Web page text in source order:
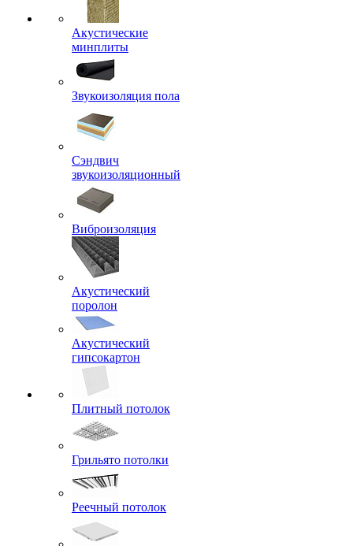
Акустические
минплиты
Звукоизоляция пола
Сэндвич
звукоизоляционный
Виброизоляция
Акустический
поролон
Акустический
гипсокартон
Плитный потолок
Грильято потолки
Реечный потолок